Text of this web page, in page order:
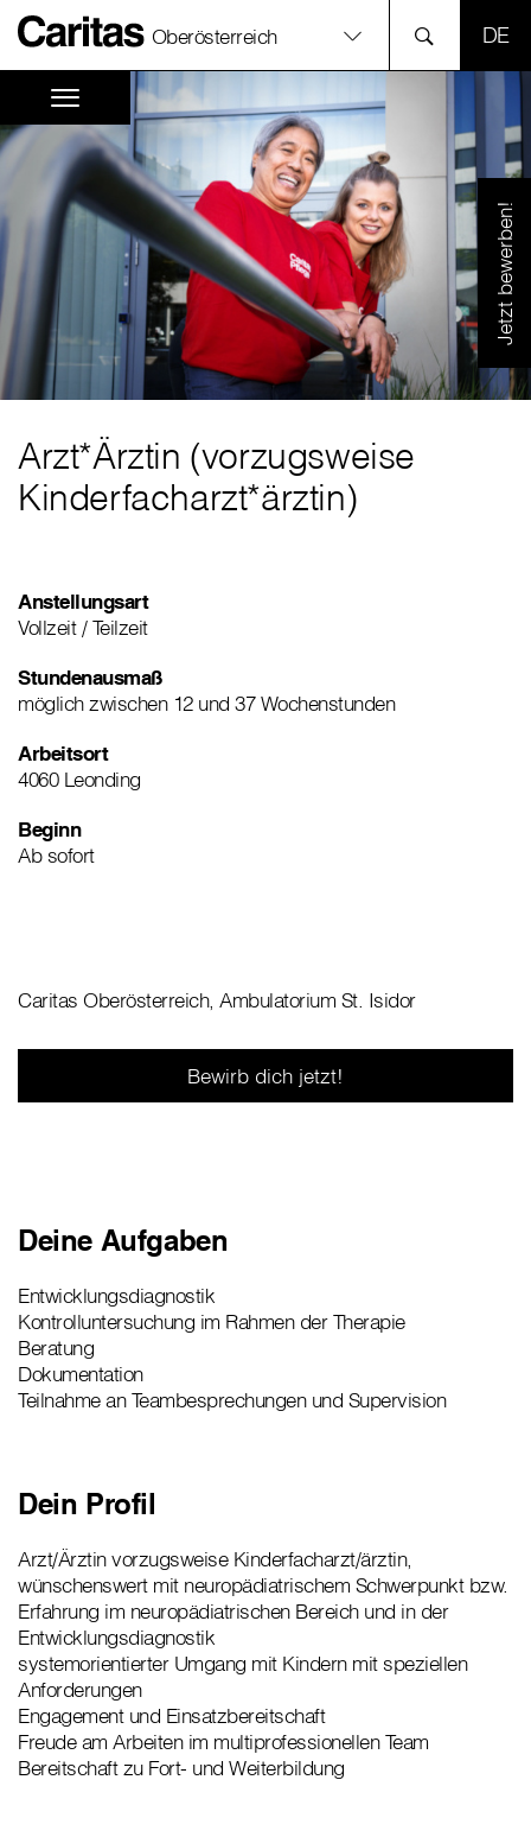
Oberösterreich
Jetzt bewerben!
Arzt*Ärztin (vorzugsweise
Kinderfacharzt*ärztin)
Anstellungsart
Vollzeit / Teilzeit
Stundenausmaß
möglich zwischen 12 und 37 Wochenstunden
Arbeitsort
4060 Leonding
Beginn
Ab sofort
Caritas Oberösterreich, Ambulatorium St. Isidor
Bewirb dich jetzt!
Deine Aufgaben
Entwicklungsdiagnostik
Kontrolluntersuchung im Rahmen der Therapie
Beratung
Dokumentation
Teilnahme an Teambesprechungen und Supervision
Dein Profil
Arzt/Ärztin vorzugsweise Kinderfacharzt/ärztin,
wünschenswert mit neuropädiatrischem Schwerpunkt bzw.
Erfahrung im neuropädiatrischen Bereich und in der
Entwicklungsdiagnostik
systemorientierter Umgang mit Kindern mit speziellen
Anforderungen
Engagement und Einsatzbereitschaft
Freude am Arbeiten im multiprofessionellen Team
Bereitschaft zu Fort- und Weiterbildung